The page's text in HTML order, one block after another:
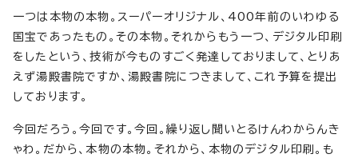
一つは本物の本物。スーパーオリジナル、400年前のいわゆる
国宝であったもの。その本物。それからもう一つ、デジタル印刷
をしたという、技術が今ものすごく発達しておりまして、とりあ
えず湯殿書院ですか、湯殿書院につきまして、これ予算を提出
しております。
今回だろう。今回です。今回。繰り返し聞いとるけんわからんき
ゃわ。だから、本物の本物。それから、本物のデジタル印刷。も